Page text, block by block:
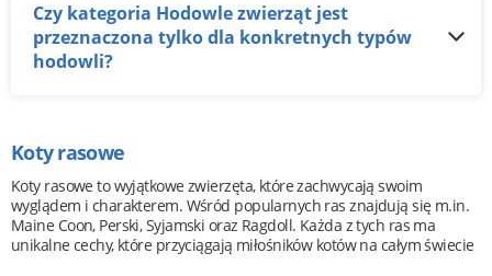
Czy kategoria Hodowle zwierząt jest
przeznaczona tylko dla konkretnych typów
hodowli?
Koty rasowe
Koty rasowe to wyjątkowe zwierzęta, które zachwycają swoim
wyglądem i charakterem. Wśród popularnych ras znajdują się m.in.
Maine Coon, Perski, Syjamski oraz Ragdoll. Każda z tych ras ma
unikalne cechy, które przyciągają miłośników kotów na całym świecie